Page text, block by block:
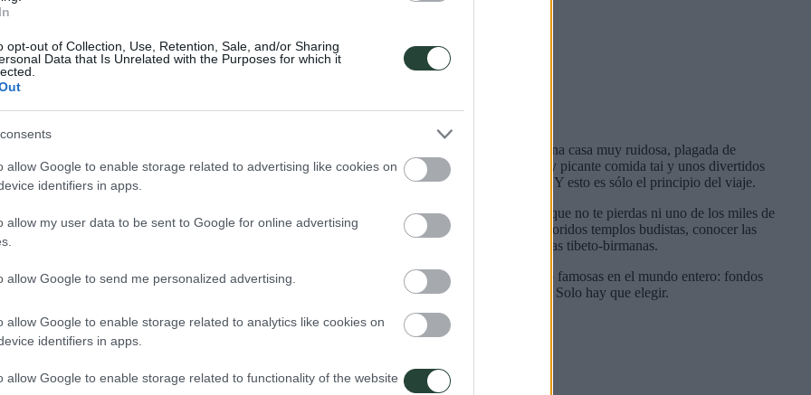
opt-out of Collection, Use, Retention, Sale, and/or Sharing
Data that Is Unrelated with the Purposes for which it
allow Google to enable storage related to advertising like cookies on
identifiers in apps.
allow my user data to be sent to Google for online advertising
allow Google to send me personalized advertising.
allow Google to enable storage related to analytics like cookies on
identifiers in apps.
allow Google to enable storage related to functionality of the website
, la puerta más concurrida del sudeste asiático, es como volver a casa; una casa muy ruidosa, plagada de
al palacio imperial más dorado del mundo, calles llenas de pequeños comercios de deliciosa y picante comida tai y unos divertidos
y deslumbra pero si sabes dónde mirar está gran ciudad está llena de cálidas sorpresas. Y esto es sólo el principio del viaje.
viajar con mochila. Los tailandeses saben cuidar a los turistas como nadie y se esfuerzan porque no te pierdas ni uno de los miles de
jungla, conocer su lado más ancestral o salvaje, ver elefantes por las calles, visitar cientos de coloridos templos budistas, conocer las
de Sukotai, a Chiang Mai, el norte del país es un lugar de encuentro de muchas minorías étnicas tibeto-birmanas.
Koh Phangan o Koh Tao, las islas tailandesas hacen honor a las leyendas que las han hecho famosas en el mundo entero: fondos
moderna, buceo de todo tipo o paseos tranquilos y suaves por pequeños rincones sin gente. Solo hay que elegir.